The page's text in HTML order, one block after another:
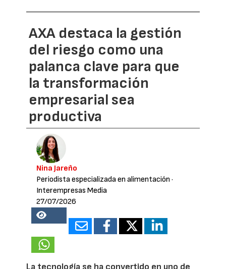
AXA destaca la gestión
del riesgo como una
palanca clave para que
la transformación
empresarial sea
productiva
Nina Jareño
Periodista especializada en alimentación ·
Interempresas Media
27/07/2026
14816
La tecnología se ha convertido en uno de